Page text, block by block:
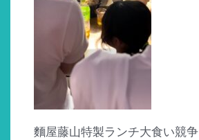
麵屋藤山特製ランチ大食い競争